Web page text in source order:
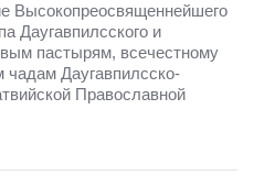
Высокопреосвященнейшего
Даугавпилсского и
пастырям, всечестному
чадам Даугавпилсско-
Православной